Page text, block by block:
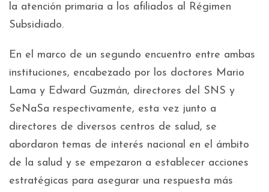
la atención primaria a los afiliados al Régimen
Subsidiado.
En el marco de un segundo encuentro entre ambas
instituciones, encabezado por los doctores Mario
Lama y Edward Guzmán, directores del SNS y
SeNaSa respectivamente, esta vez junto a
directores de diversos centros de salud, se
abordaron temas de interés nacional en el ámbito
de la salud y se empezaron a establecer acciones
estratégicas para asegurar una respuesta más